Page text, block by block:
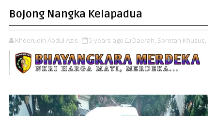
Bojong Nangka Kelapadua
Khoerudin Abdul Azis 5 years ago Daerah, Sorotan Khusus,